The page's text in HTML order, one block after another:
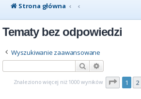
Strona główna
Tematy bez odpowiedzi
Wyszukiwanie zaawansowane
Szukaj
Znaleziono więcej niż 1000 wyników Strona
1 2